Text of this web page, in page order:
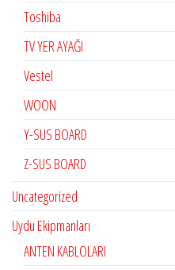
Toshiba
TV YER AYAĞI
Vestel
WOON
Y-SUS BOARD
Z-SUS BOARD
Uncategorized
Uydu Ekipmanları
ANTEN KABLOLARI